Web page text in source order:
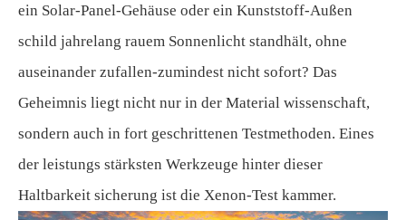
ein Solar-Panel-Gehäuse oder ein Kunststoff-Außen
schild jahrelang rauem Sonnenlicht standhält, ohne
auseinander zufallen-zumindest nicht sofort? Das
Geheimnis liegt nicht nur in der Material wissenschaft,
sondern auch in fort geschrittenen Testmethoden. Eines
der leistungs stärksten Werkzeuge hinter dieser
Haltbarkeit sicherung ist die Xenon-Test kammer.